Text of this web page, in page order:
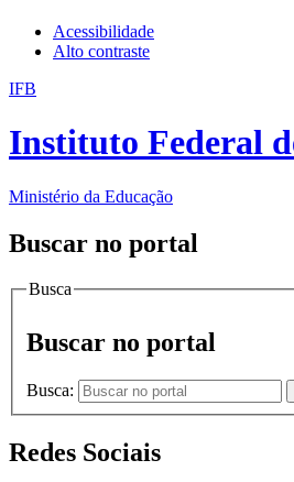
Acessibilidade
Alto contraste
IFB
Instituto Federal
Ministério da Educação
Buscar no portal
Busca
Buscar no portal
Busca:
Redes Sociais